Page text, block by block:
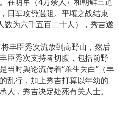
日军攻势遇阻。平壤之战结束
数为六千五百二十人），秀吉遂
丰臣秀次流放到高野山，然后
臣秀次支持者切腹，包括前野
当时舆论流传着“杀生关白”（丰
乱行，加上秀吉打算以年幼的
人，秀吉决定处死有关人士。